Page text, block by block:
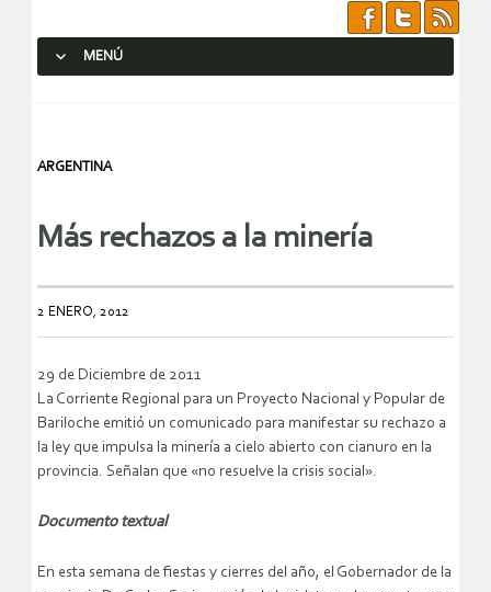
MENÚ
ARGENTINA
Más rechazos a la minería
2 ENERO, 2012
29 de Diciembre de 2011
La Corriente Regional para un Proyecto Nacional y Popular de
Bariloche emitió un comunicado para manifestar su rechazo a
la ley que impulsa la minería a cielo abierto con cianuro en la
provincia. Señalan que «no resuelve la crisis social».
Documento textual
En esta semana de fiestas y cierres del año, el Gobernador de la